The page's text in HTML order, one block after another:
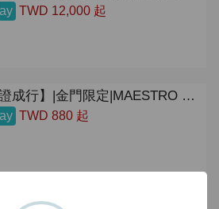
TWD 12,000 起
【保證成行】|金門限定|MAESTRO WU小小工匠體驗|自製小刀鑰匙圈|手作體驗|金門旅遊
TWD 880 起
｜甄洋樓旗袍漢服體驗